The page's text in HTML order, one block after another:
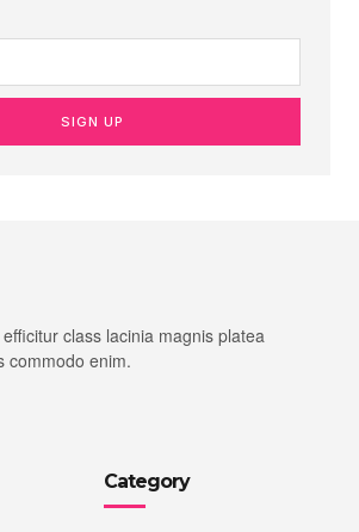
SIGN UP
class lacinia magnis platea
commodo enim.
Category